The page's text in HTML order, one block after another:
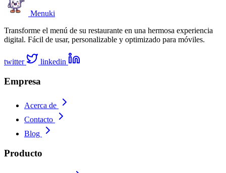
Menuki
Transforme el menú de su restaurante en una hermosa experiencia
digital. Fácil de usar, personalizable y optimizado para móviles.
twitter linkedin
Empresa
Acerca de
Contacto
Blog
Producto